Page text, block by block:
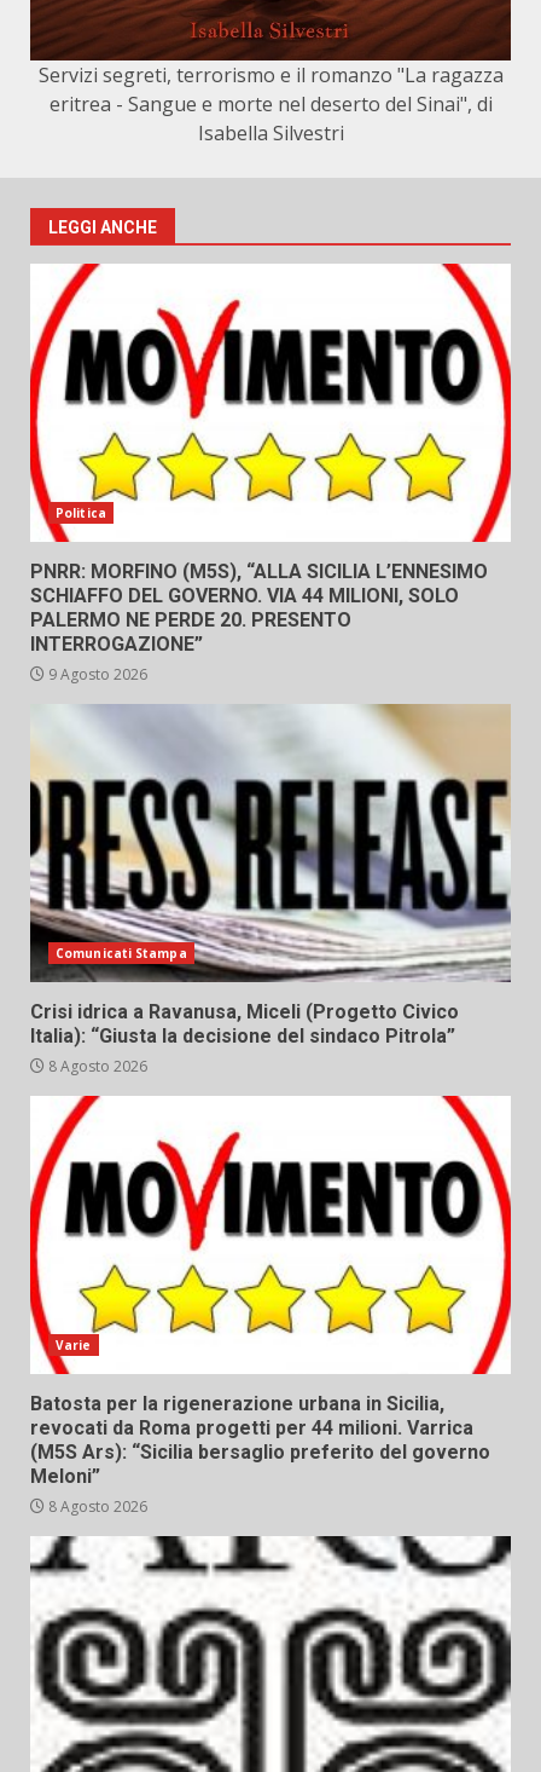
Servizi segreti, terrorismo e il romanzo "La ragazza
eritrea - Sangue e morte nel deserto del Sinai", di
Isabella Silvestri
LEGGI ANCHE
Politica
PNRR: MORFINO (M5S), “ALLA SICILIA L’ENNESIMO
SCHIAFFO DEL GOVERNO. VIA 44 MILIONI, SOLO
PALERMO NE PERDE 20. PRESENTO
INTERROGAZIONE”
9 Agosto 2026
Comunicati Stampa
Crisi idrica a Ravanusa, Miceli (Progetto Civico
Italia): “Giusta la decisione del sindaco Pitrola”
8 Agosto 2026
Varie
Batosta per la rigenerazione urbana in Sicilia,
revocati da Roma progetti per 44 milioni. Varrica
(M5S Ars): “Sicilia bersaglio preferito del governo
Meloni”
8 Agosto 2026